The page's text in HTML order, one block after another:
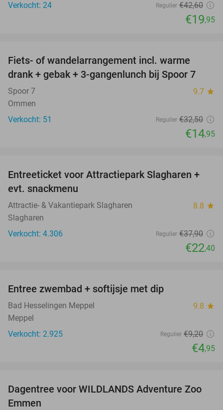
Verkocht: 24
Regulier €42,60
€19,95
Fiets- of wandelarrangement incl. warme
drank + gebak + 3-gangenlunch bij Spoor 7
Spoor 7 9.7 star
Ommen
Verkocht: 51
Regulier €32,50
€14,95
41%
Entreeticket voor Attractiepark Slagharen +
evt. snackmenu
Attractie- & Vakantiepark Slagharen 8.8 star
Slagharen
Verkocht: 4.306
Regulier €37,90
€22,40
Entree zwembad + softijsje met dip
Bad Hesselingen Meppel 9.8 star
Meppel
Verkocht: 2.925
Regulier €9,20
€4,95
24%
Dagentree voor WILDLANDS Adventure Zoo
Emmen